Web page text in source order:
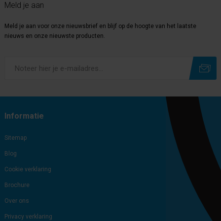
Meld je aan
Meld je aan voor onze nieuwsbrief en blijf op de hoogte van het laatste
nieuws en onze nieuwste producten.
Informatie
Sitemap
Blog
Cookie verklaring
Brochure
Over ons
Privacy verklaring